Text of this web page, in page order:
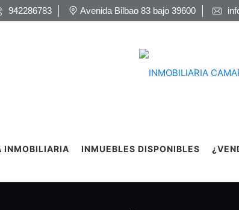
942286783 Avenida Bilbao 83 bajo 39600
INMOBILIARIA INMUEBLES DISPONIBLES